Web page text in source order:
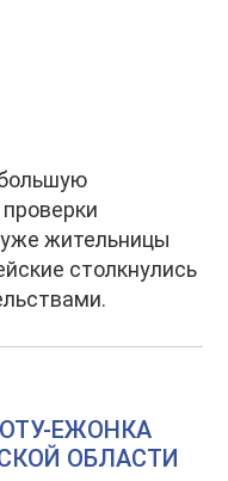
жительницы
столкнулись
ЕЖОНКА
ОБЛАСТИ